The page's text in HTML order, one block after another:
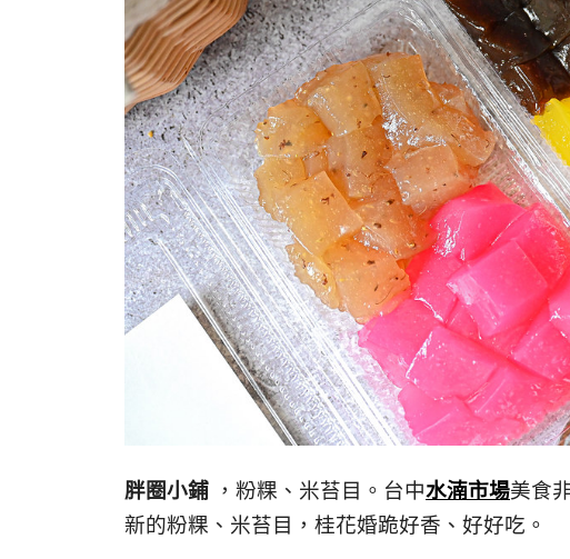
胖圈小鋪 ，粉粿、米苔目。台中水湳市場美食
新的粉粿、米苔目，桂花婚跪好香、好好吃。